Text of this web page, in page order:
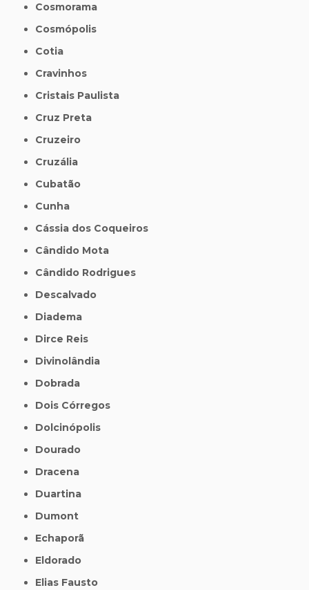
Cosmorama
Cosmópolis
Cotia
Cravinhos
Cristais Paulista
Cruz Preta
Cruzeiro
Cruzália
Cubatão
Cunha
Cássia dos Coqueiros
Cândido Mota
Cândido Rodrigues
Descalvado
Diadema
Dirce Reis
Divinolândia
Dobrada
Dois Córregos
Dolcinópolis
Dourado
Dracena
Duartina
Dumont
Echaporã
Eldorado
Elias Fausto